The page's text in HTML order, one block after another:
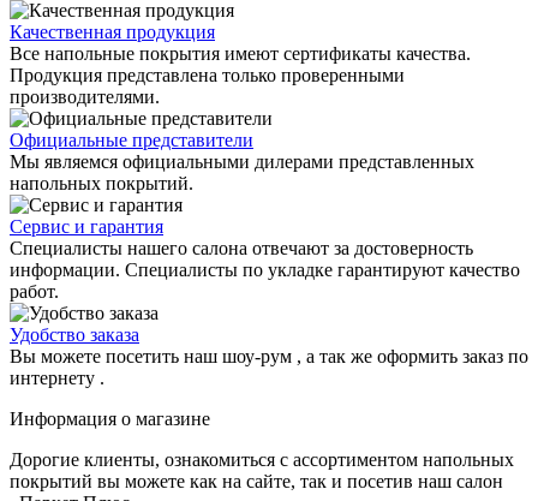
Качественная продукция
Все напольные покрытия имеют сертификаты качества.
Продукция представлена только проверенными
производителями.
Официальные представители
Мы являемся официальными дилерами представленных
напольных покрытий.
Сервис и гарантия
Специалисты нашего салона отвечают за достоверность
информации. Специалисты по укладке гарантируют качество
работ.
Удобство заказа
Вы можете посетить наш шоу-рум , а так же оформить заказ по
интернету .
Информация о магазине
Дорогие клиенты, ознакомиться с ассортиментом напольных
покрытий вы можете как на сайте, так и посетив наш салон